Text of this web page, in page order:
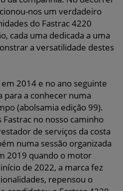
nos um verdadeiro
do Fastrac 4220
cada uma dedicada a uma
a versatilidade destes
2014 e no ano seguinte
a conhecer numa
(abolsamia edição 99).
no nosso caminho
de serviços da costa
numa sessão organizada
2019 quando o motor
de 2022, a marca fez
repensou o